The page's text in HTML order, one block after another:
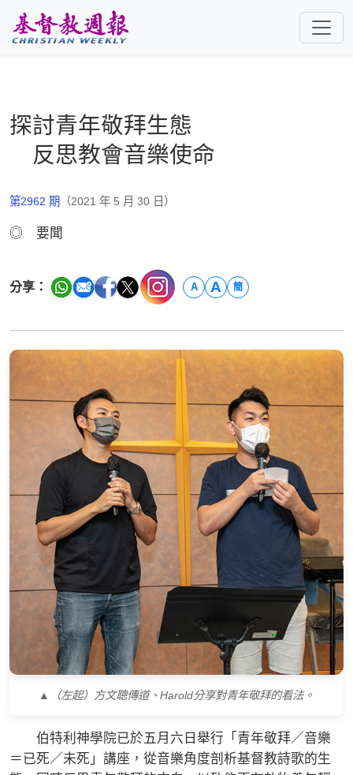
探討青年敬拜生態
反思教會音樂使命
第2962 期 （2021 年 5 月 30 日）
◎ 要聞
分享： A A 簡
▲（左起）方文聰傳道、Harold分享對青年敬拜的看法。
伯特利神學院已於五月六日舉行「青年敬拜／音樂
＝已死／未死」講座，從音樂角度剖析基督教詩歌的生